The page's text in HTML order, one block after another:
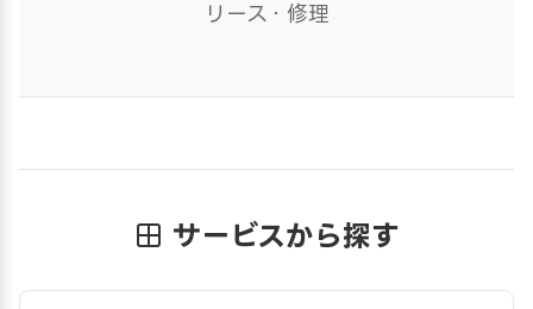
リース・修理
サービスから探す